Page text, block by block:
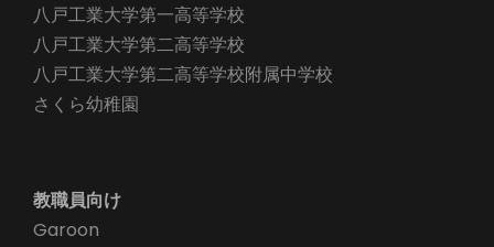
八戸工業大学第一高等学校
八戸工業大学第二高等学校
八戸工業大学第二高等学校附属中学校
さくら幼稚園
教職員向け
Garoon